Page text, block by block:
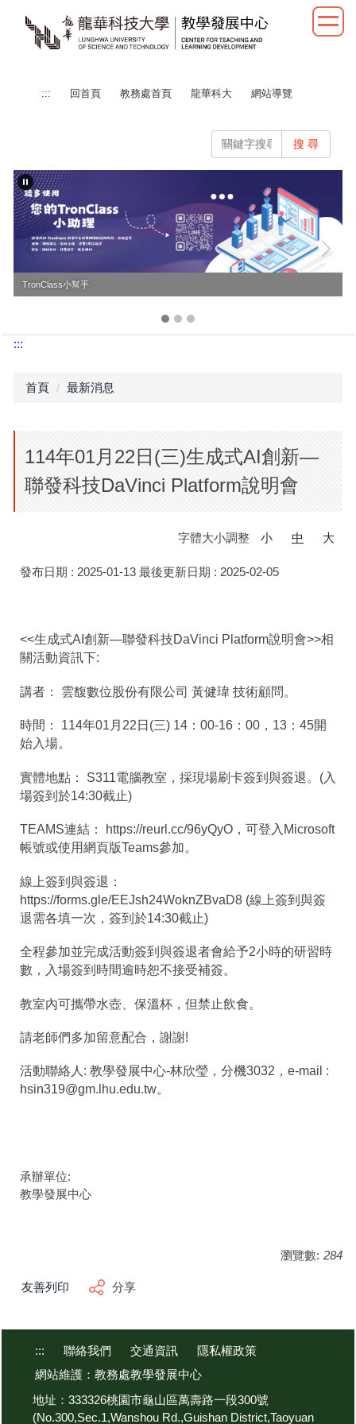
::: 回首頁 教務處首頁 龍華科大 網站導覽
搜 尋
TronClass小幫手
:::
首頁 最新消息
114年01月22日(三)生成式AI創新—
聯發科技DaVinci Platform說明會
字體大小調整 小 中 大
發布日期 : 2025-01-13 最後更新日期 : 2025-02-05
<<生成式AI創新—聯發科技DaVinci Platform說明會>>相
關活動資訊下:
講者： 雲馥數位股份有限公司 黃健瑋 技術顧問。
時間： 114年01月22日(三) 14：00-16：00，13：45開
始入場。
實體地點： S311電腦教室，採現場刷卡簽到與簽退。(入
場簽到於14:30截止)
TEAMS連結： https://reurl.cc/96yQyO，可登入Microsoft
帳號或使用網頁版Teams參加。
線上簽到與簽退：
https://forms.gle/EEJsh24WoknZBvaD8 (線上簽到與簽
退需各填一次，簽到於14:30截止)
全程參加並完成活動簽到與簽退者會給予2小時的研習時
數，入場簽到時間逾時恕不接受補簽。
教室內可攜帶水壺、保溫杯，但禁止飲食。
請老師們多加留意配合，謝謝!
活動聯絡人: 教學發展中心-林欣瑩，分機3032，e-mail :
hsin319@gm.lhu.edu.tw。
承辦單位:
教學發展中心
瀏覽數: 284
友善列印 分享
::: 聯絡我們 交通資訊
隱私權政策
網站維護：教務處教學發展中心
地址：333326桃園市龜山區萬壽路一段300號
(No.300,Sec.1,Wanshou Rd.,Guishan District,Taoyuan